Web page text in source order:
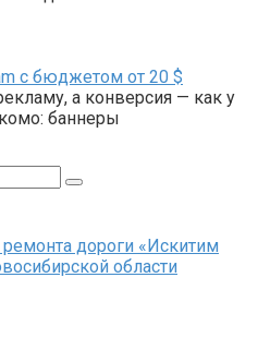
с бюджетом от 20 $
а конверсия — как у
баннеры
ремонта дороги «Искитим
области